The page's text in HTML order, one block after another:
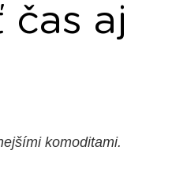
čas aj
komoditami.